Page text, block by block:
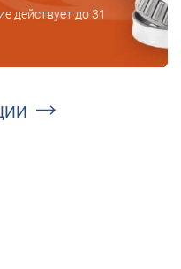
действует до 31